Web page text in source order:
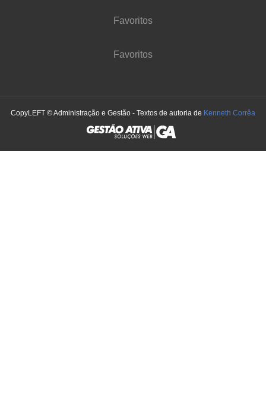
Favoritos
Favoritos
CopyLEFT © Administração e Gestão - Textos de autoria de Kenneth Corrêa